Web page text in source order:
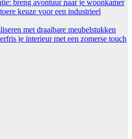
breng avontuur naar je woonkamer
keuze voor een industrieel
met draaibare meubelstukken
je interieur met een zomerse touch